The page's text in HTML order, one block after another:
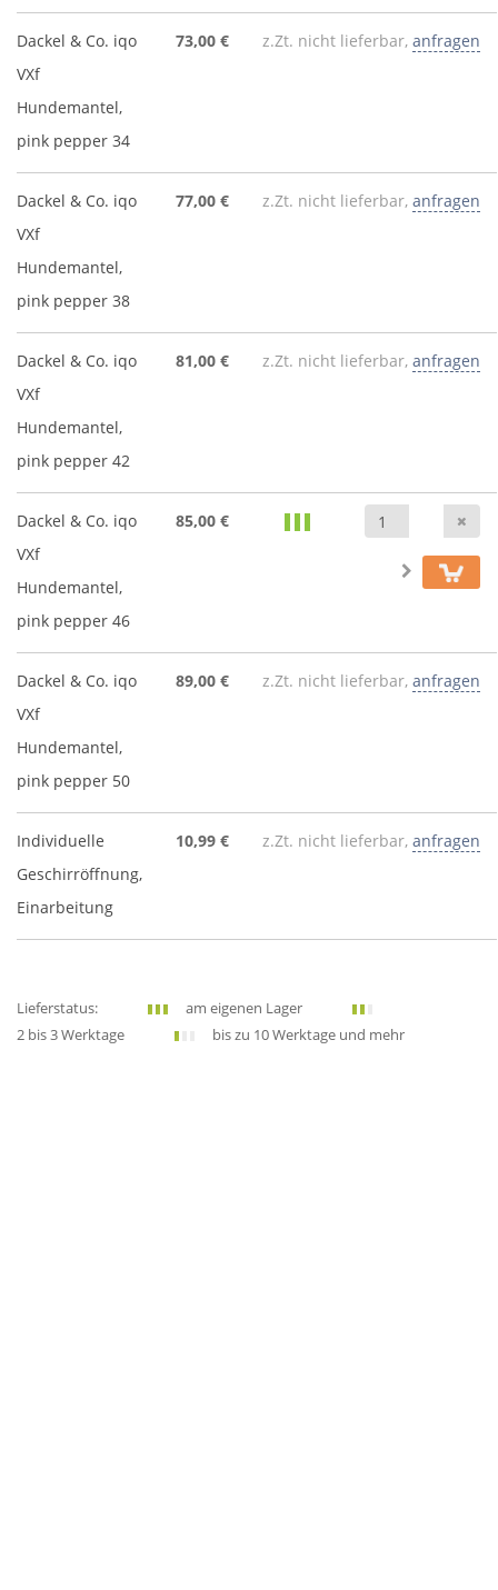
Dackel & Co. iqo
VXf
Hundemantel,
pink pepper 34
73,00 € z.Zt. nicht lieferbar, anfragen
Dackel & Co. iqo
VXf
Hundemantel,
pink pepper 38
77,00 € z.Zt. nicht lieferbar, anfragen
Dackel & Co. iqo
VXf
Hundemantel,
pink pepper 42
81,00 € z.Zt. nicht lieferbar, anfragen
Dackel & Co. iqo
VXf
Hundemantel,
pink pepper 46
85,00 €
Dackel & Co. iqo
VXf
Hundemantel,
pink pepper 50
89,00 € z.Zt. nicht lieferbar, anfragen
Individuelle
Geschirröffnung,
Einarbeitung
10,99 € z.Zt. nicht lieferbar, anfragen
Lieferstatus:
am eigenen Lager
2 bis 3 Werktage
bis zu 10 Werktage und mehr